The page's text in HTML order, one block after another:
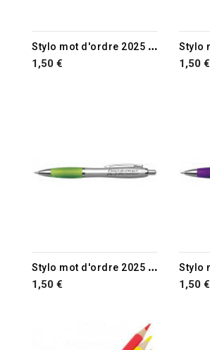
S
tylo mot d'ordre 2025 bleu
1,50 € 1,50 €
S
tylo mot d'ordre 2025 vert
1,50 € 1,50 €